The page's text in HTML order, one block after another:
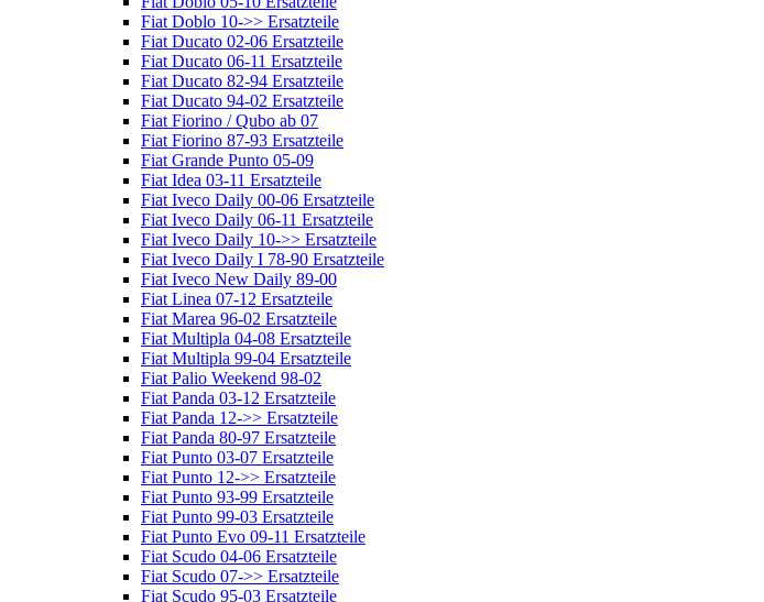
Fiat Doblo 10->> Ersatzteile
Fiat Ducato 02-06 Ersatzteile
Fiat Ducato 06-11 Ersatzteile
Fiat Ducato 82-94 Ersatzteile
Fiat Ducato 94-02 Ersatzteile
Fiat Fiorino / Qubo ab 07
Fiat Fiorino 87-93 Ersatzteile
Fiat Grande Punto 05-09
Fiat Idea 03-11 Ersatzteile
Fiat Iveco Daily 00-06 Ersatzteile
Fiat Iveco Daily 06-11 Ersatzteile
Fiat Iveco Daily 10->> Ersatzteile
Fiat Iveco Daily I 78-90 Ersatzteile
Fiat Iveco New Daily 89-00
Fiat Linea 07-12 Ersatzteile
Fiat Marea 96-02 Ersatzteile
Fiat Multipla 04-08 Ersatzteile
Fiat Multipla 99-04 Ersatzteile
Fiat Palio Weekend 98-02
Fiat Panda 03-12 Ersatzteile
Fiat Panda 12->> Ersatzteile
Fiat Panda 80-97 Ersatzteile
Fiat Punto 03-07 Ersatzteile
Fiat Punto 12->> Ersatzteile
Fiat Punto 93-99 Ersatzteile
Fiat Punto 99-03 Ersatzteile
Fiat Punto Evo 09-11 Ersatzteile
Fiat Scudo 04-06 Ersatzteile
Fiat Scudo 07->> Ersatzteile
Fiat Scudo 95-03 Ersatzteile